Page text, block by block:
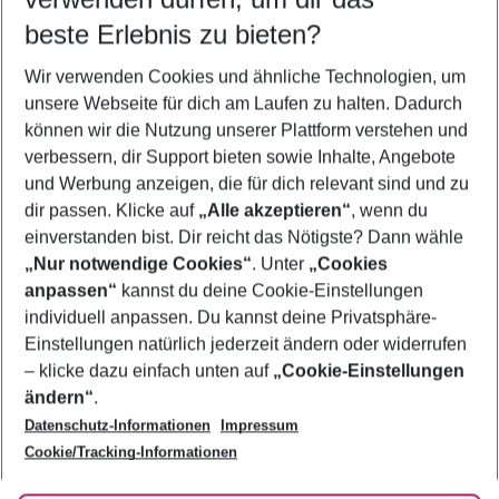
5-8 Nächte
2 Erwachsene Keine Kinder
Mehr Filter anzeigen
Footer
Footer navigation
Über uns
AGB
Bestpreisgarantie
Cookie-Einstellungen ändern
Cookie-Richtlinie
Agenturbetreuung
Barrierefreies Reisen
Folge uns
beste Erlebnis zu bieten?
Wir verwenden Cookies und ähnliche Technologien, um
unsere Webseite für dich am Laufen zu halten. Dadurch
können wir die Nutzung unserer Plattform verstehen und
verbessern, dir Support bieten sowie Inhalte, Angebote
und Werbung anzeigen, die für dich relevant sind und zu
dir passen. Klicke auf „Alle akzeptieren“, wenn du
einverstanden bist. Dir reicht das Nötigste? Dann wähle
„Nur notwendige Cookies“. Unter „Cookies
anpassen“ kannst du deine Cookie-Einstellungen
individuell anpassen. Du kannst deine Privatsphäre-
Einstellungen natürlich jederzeit ändern oder widerrufen
– klicke dazu einfach unten auf „Cookie-Einstellungen
ändern“.
Datenschutz-Informationen
Impressum
Cookie/Tracking-Informationen